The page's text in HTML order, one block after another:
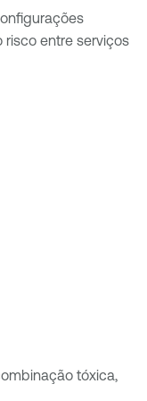
risco entre serviços
tóxica,